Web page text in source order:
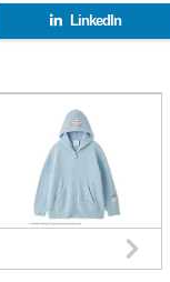
LinkedIn